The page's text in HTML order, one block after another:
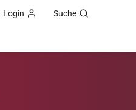
Login Suche